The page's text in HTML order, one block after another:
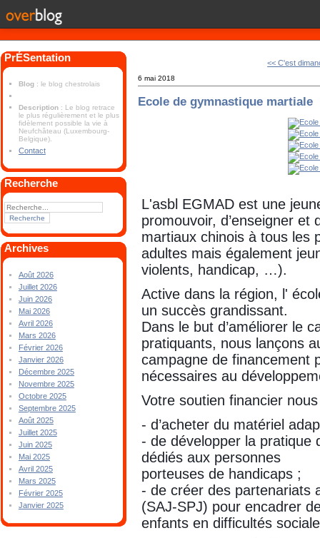
PrÉSentation
Blog : le blog chestrolais
Description : Le blog retrace
le plus régulièrement et le plus
fidèlement possible la vie à
Neufchâteau (Luxembourg-
Belgique).
Contact
Recherche
Archives
Août 2026
Juillet 2026
Juin 2026
Mai 2026
Avril 2026
Mars 2026
Février 2026
Janvier 2026
Décembre 2025
Novembre 2025
Octobre 2025
Septembre 2025
Août 2025
Juillet 2025
Juin 2025
Mai 2025
Avril 2025
Mars 2025
Février 2025
Janvier 2025
<< C'est
6 mai 2018
Ecole de gymnastique martiale
L'asbl EGMAD est une
promouvoir, d’enseigner
martiaux chinois à tous les
adultes mais également
violents, handicap, …).
Active dans la région, l'
un succès grandissant.
Dans le but d’améliorer le
pratiquants, nous lançons
campagne de financement
nécessaires au
Votre soutien financier
- d’acheter du matériel
- de développer la pratique
dédiés aux personnes
porteuses de handicaps ;
- de créer des partenariats
(SAJ-SPJ) pour encadrer
enfants en difficultés